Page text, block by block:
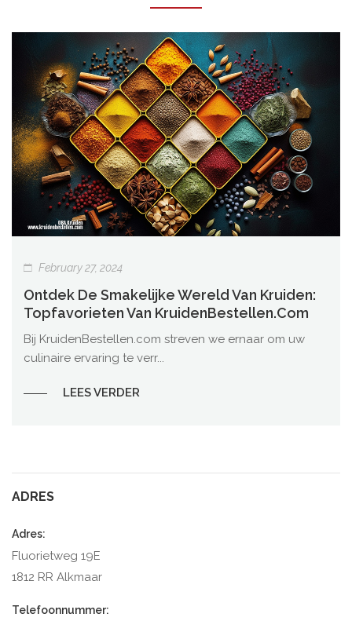
February 27, 2024
Ontdek De Smakelijke Wereld Van Kruiden:
Topfavorieten Van KruidenBestellen.com
Bij KruidenBestellen.com streven we ernaar om uw
culinaire ervaring te verr...
LEES VERDER
ADRES
Adres:
Fluorietweg 19E
1812 RR Alkmaar
Telefoonnummer: